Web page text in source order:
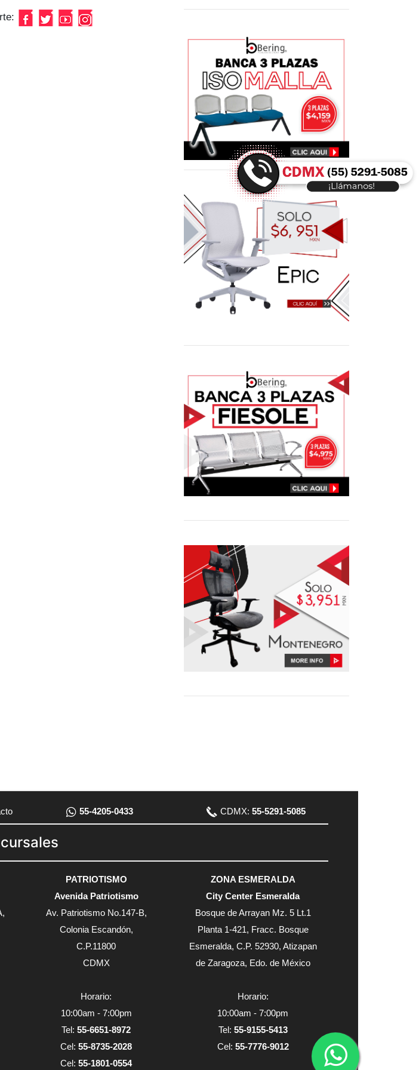
55-4205-0433 CDMX:55-5291-5085
PATRIOTISMO
Avenida Patriotismo
Av. Patriotismo No.147-B,
Colonia Escandón,
C.P.11800
CDMX
Horario:
10:00am - 7:00pm
Tel:55-6651-8972
Cel:55-8735-2028
Cel:55-1801-0554
ZONA ESMERALDA
City Center Esmeralda
Bosque de Arrayan Mz. 5 Lt.1
Planta 1-421, Fracc. Bosque
Esmeralda, C.P. 52930, Atizapan
de Zaragoza, Edo. de México
Horario:
10:00am - 7:00pm
Tel: 55-9155-5413
Cel: 55-7776-9012